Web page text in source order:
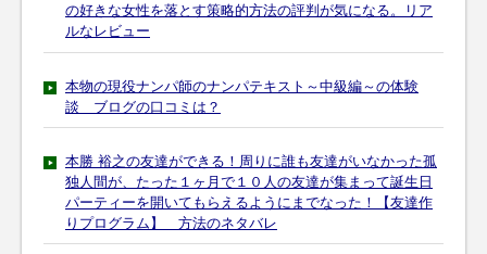
の好きな女性を落とす策略的方法の評判が気になる。リア
ルなレビュー
本物の現役ナンパ師のナンパテキスト～中級編～の体験
談 ブログの口コミは？
本勝 裕之の友達ができる！周りに誰も友達がいなかった孤
独人間が、たった１ヶ月で１０人の友達が集まって誕生日
パーティーを開いてもらえるようにまでなった！【友達作
りプログラム】 方法のネタバレ